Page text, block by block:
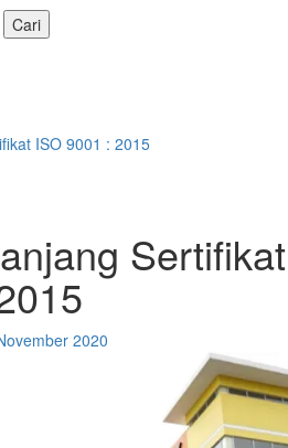
ISO 9001 : 2015
Sertifikat
2020